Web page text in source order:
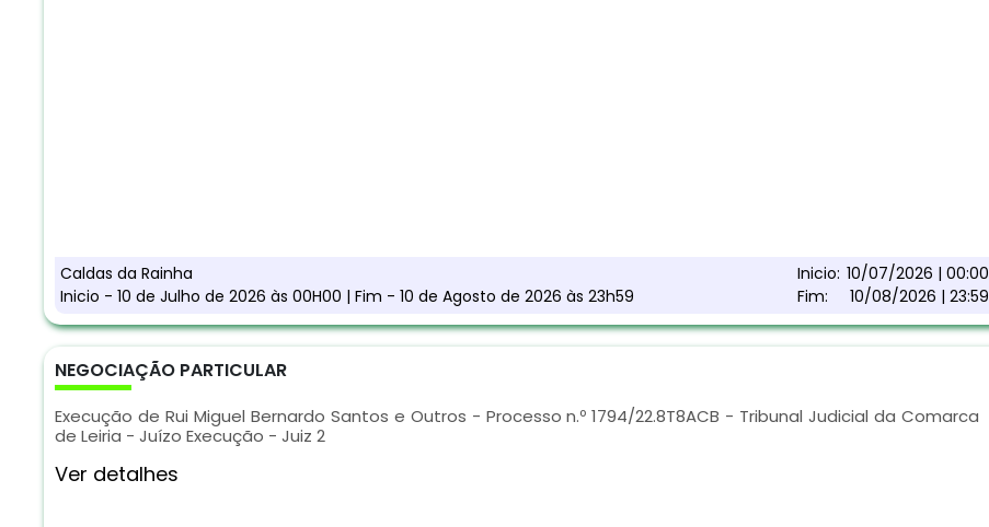
Caldas da Rainha
Inicio - 10 de Julho de 2026 às 00H00 | Fim - 10 de Agosto de 2026 às 23h59
Inicio: 10/07/2026 | 00:00
Fim:
10/08/2026 | 23:59
NEGOCIAÇÃO PARTICULAR
Execução de Rui Miguel Bernardo Santos e Outros - Processo n.º 1794/22.8T8ACB - Tribunal Judicial da Comarca
de Leiria - Juízo Execução - Juiz 2
Ver detalhes